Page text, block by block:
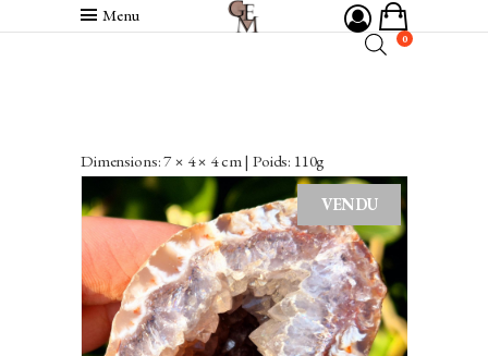
Menu
0
Dimensions: 7 × 4 × 4 cm | Poids: 110g
VENDU